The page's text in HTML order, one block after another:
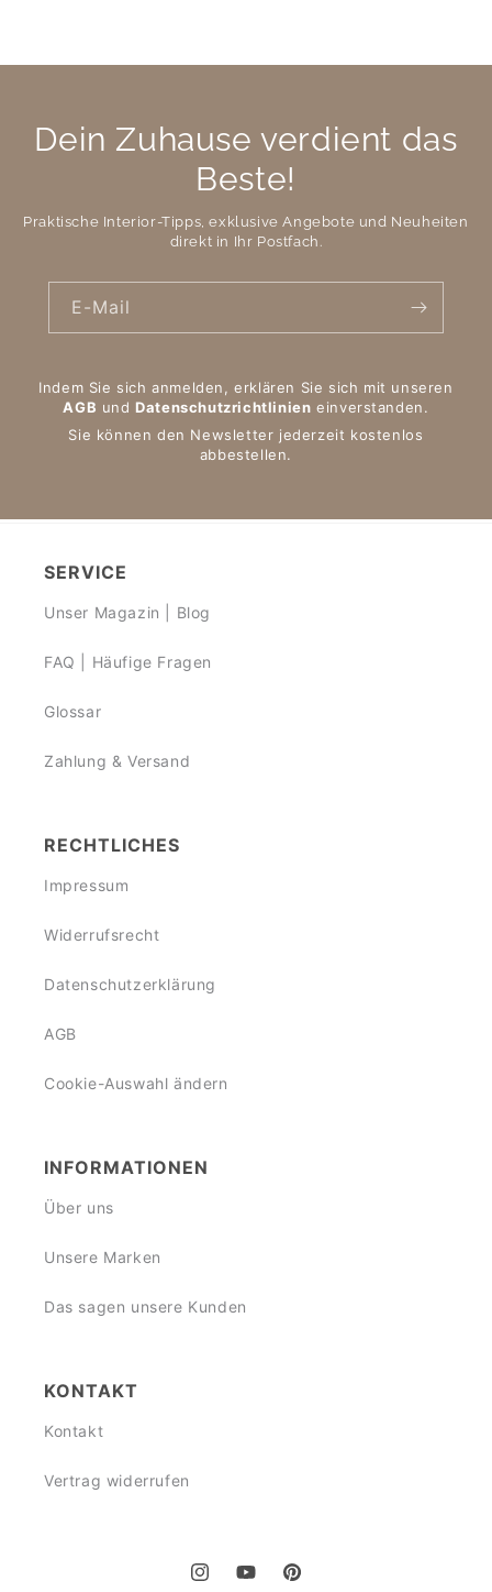
Dein Zuhause verdient das
Beste!
Praktische Interior-Tipps, exklusive Angebote und Neuheiten
direkt in Ihr Postfach.
E-Mail
Indem Sie sich anmelden, erklären Sie sich mit unseren
AGB undDatenschutzrichtlinien einverstanden.
Sie können den Newsletter jederzeit kostenlos
abbestellen.
SERVICE
Unser Magazin | Blog
FAQ | Häufige Fragen
Glossar
Zahlung & Versand
RECHTLICHES
Impressum
Widerrufsrecht
Datenschutzerklärung
AGB
Cookie-Auswahl ändern
INFORMATIONEN
Über uns
Unsere Marken
Das sagen unsere Kunden
KONTAKT
Kontakt
Vertrag widerrufen
InstagramYouTubePinterest